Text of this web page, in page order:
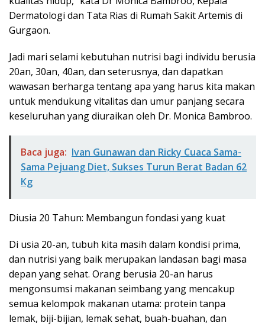
Dermatologi dan Tata Rias di Rumah Sakit Artemis di
Gurgaon.
Jadi mari selami kebutuhan nutrisi bagi individu berusia
20an, 30an, 40an, dan seterusnya, dan dapatkan
wawasan berharga tentang apa yang harus kita makan
untuk mendukung vitalitas dan umur panjang secara
keseluruhan yang diuraikan oleh Dr. Monica Bambroo.
Baca juga: Ivan Gunawan dan Ricky Cuaca Sama-
Sama Pejuang Diet, Sukses Turun Berat Badan 62
Kg
Diusia 20 Tahun: Membangun fondasi yang kuat
Di usia 20-an, tubuh kita masih dalam kondisi prima,
dan nutrisi yang baik merupakan landasan bagi masa
depan yang sehat. Orang berusia 20-an harus
mengonsumsi makanan seimbang yang mencakup
semua kelompok makanan utama: protein tanpa
lemak, biji-bijian, lemak sehat, buah-buahan, dan